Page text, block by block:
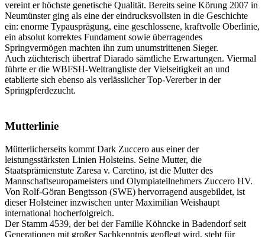
vereint er höchste genetische Qualität. Bereits seine Körung 2007 in
Neumünster ging als eine der eindrucksvollsten in die Geschichte
ein: enorme Typausprägung, eine geschlossene, kraftvolle Oberlinie,
ein absolut korrektes Fundament sowie überragendes
Springvermögen machten ihn zum unumstrittenen Sieger.
Auch züchterisch übertraf Diarado sämtliche Erwartungen. Viermal
führte er die WBFSH-Weltrangliste der Vielseitigkeit an und
etablierte sich ebenso als verlässlicher Top-Vererber in der
Springpferdezucht.
Mutterlinie
Mütterlicherseits kommt Dark Zuccero aus einer der
leistungsstärksten Linien Holsteins. Seine Mutter, die
Staatsprämienstute Zaresa v. Caretino, ist die Mutter des
Mannschaftseuropameisters und Olympiateilnehmers Zuccero HV.
Von Rolf-Göran Bengtsson (SWE) hervorragend ausgebildet, ist
dieser Holsteiner inzwischen unter Maximilian Weishaupt
international hocherfolgreich.
Der Stamm 4539, der bei der Familie Köhncke in Badendorf seit
Generationen mit großer Sachkenntnis gepflegt wird, steht für